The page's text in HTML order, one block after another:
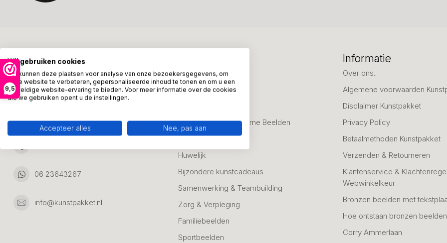
9,5
Kunstpakket Nederland
Adresgegevens:
Ambachtsweg 46
Nederland
06 23643267
info@kunstpakket.nl
Zakelijke Cadeaus
Bedanken
Alle Bronzen & Moderne Beelden
Geslaagd
Huwelijk
Bijzondere kunstcadeaus
Samenwerking & Teambuilding
Zorg & Verpleging
Familiebeelden
Sportbeelden
Informatie
Over ons..
Algemene voorwaarden
Disclaimer Kunstpakket
Privacy Policy
Betaalmethoden Kunstpakket
Verzenden & Retourneren
Klantenservice &
Webwinkelkeur
Bronzen beelden met
Hoe ontstaan bronzen
Corry Ammerlaan
Wij gebruiken cookies
We kunnen deze plaatsen voor analyse van onze bezoekersgegevens, om
onze website te verbeteren, gepersonaliseerde inhoud te tonen en om u een
geweldige website-ervaring te bieden. Voor meer informatie over de cookies
die we gebruiken opent u de instellingen.
Accepteer alles Nee, pas aan